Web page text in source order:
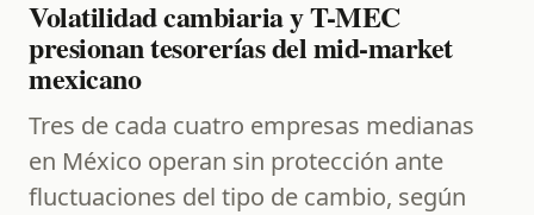
Volatilidad cambiaria y T-MEC
presionan tesorerías del mid-market
mexicano
Tres de cada cuatro empresas medianas
en México operan sin protección ante
fluctuaciones del tipo de cambio, según